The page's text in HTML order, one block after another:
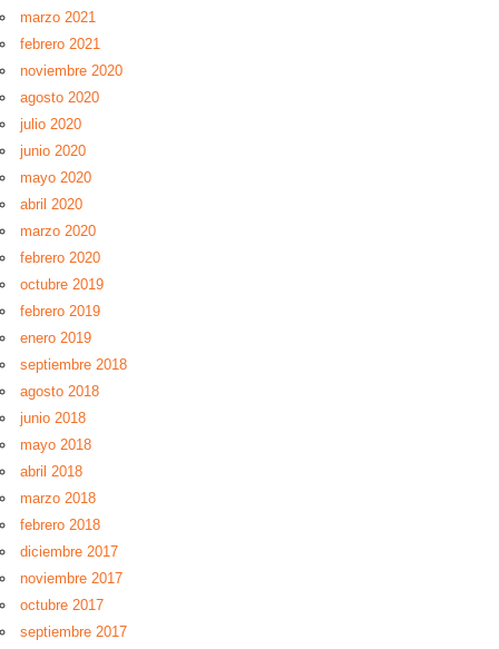
marzo 2021
febrero 2021
noviembre 2020
agosto 2020
julio 2020
junio 2020
mayo 2020
abril 2020
marzo 2020
febrero 2020
octubre 2019
febrero 2019
enero 2019
septiembre 2018
agosto 2018
junio 2018
mayo 2018
abril 2018
marzo 2018
febrero 2018
diciembre 2017
noviembre 2017
octubre 2017
septiembre 2017